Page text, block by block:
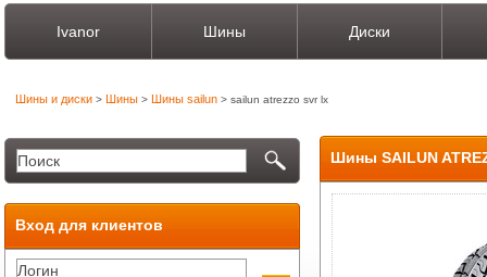
Ivanor Шины Диски
Шины и диски > Шины > Шины sailun > sailun atrezzo svr lx
Вход для клиентов
Шины SAILUN